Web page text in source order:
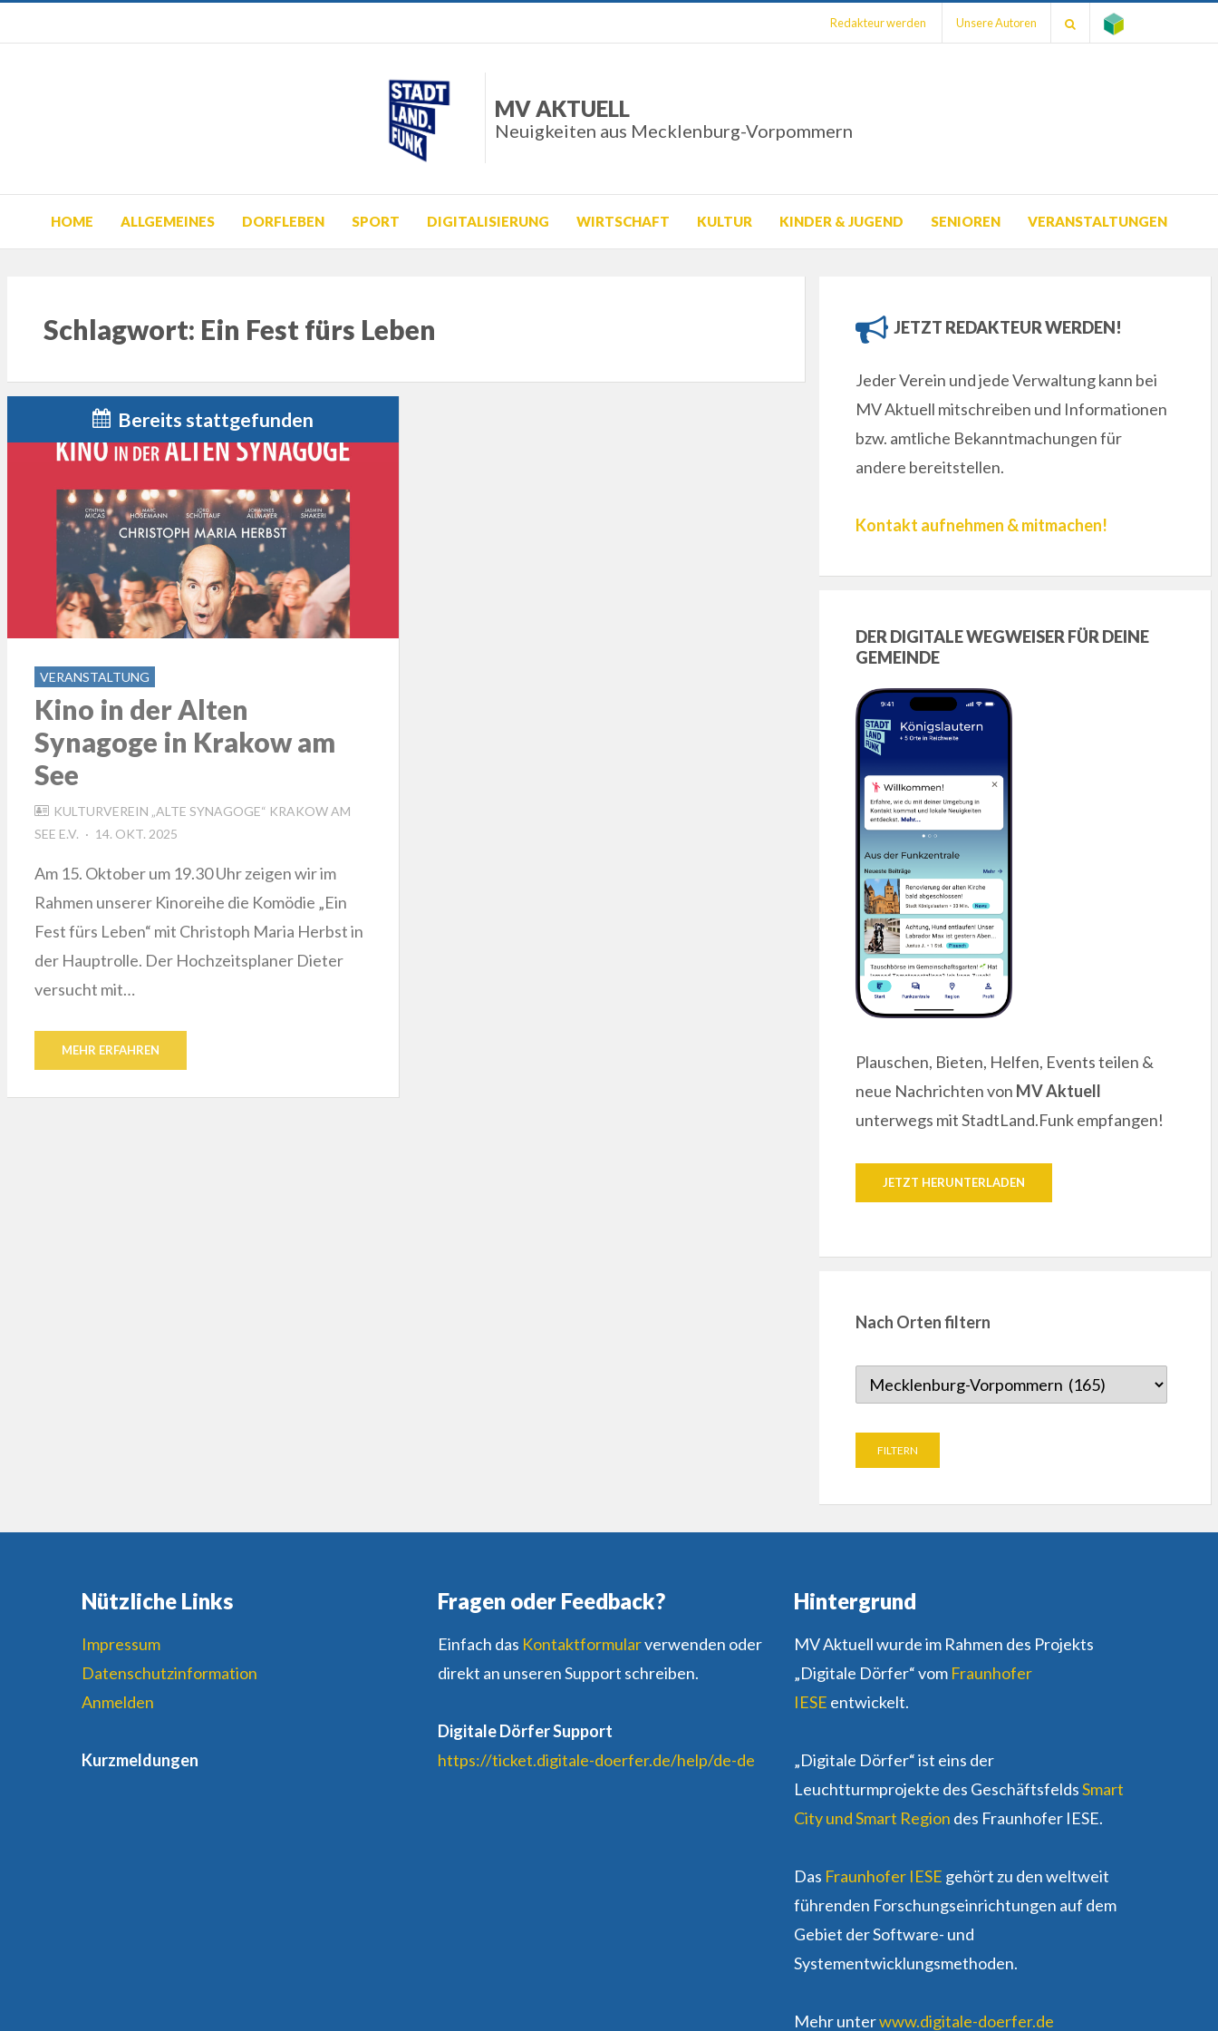
Redakteur werden Unsere Autoren
MV AKTUELL
Neuigkeiten aus Mecklenburg-Vorpommern
HOME ALLGEMEINES DORFLEBEN SPORT DIGITALISIERUNG WIRTSCHAFT KULTUR KINDER & JUGEND SENIOREN VERANSTALTUNGEN
Schlagwort: Ein Fest fürs Leben
Bereits stattgefunden
VERANSTALTUNG
Kino in der Alten
Synagoge in Krakow am
See
KULTURVEREIN „ALTE SYNAGOGE“ KRAKOW AM
SEE E.V.
POSTED
14. OKT. 2025
Am 15. Oktober um 19.30 Uhr zeigen wir im
Rahmen unserer Kinoreihe die Komödie „Ein
Fest fürs Leben“ mit Christoph Maria Herbst in
der Hauptrolle. Der Hochzeitsplaner Dieter
versucht mit…
MEHR ERFAHREN
JETZT REDAKTEUR WERDEN!
Jeder Verein und jede Verwaltung kann bei
MV Aktuell mitschreiben und Informationen
bzw. amtliche Bekanntmachungen für
andere bereitstellen.
Kontakt aufnehmen & mitmachen!
DER DIGITALE WEGWEISER FÜR DEINE
GEMEINDE
Plauschen, Bieten, Helfen, Events teilen &
neue Nachrichten von MV Aktuell
unterwegs mit StadtLand.Funk empfangen!
JETZT HERUNTERLADEN
Nach Orten filtern
Nützliche Links
Impressum
Datenschutzinformation
Anmelden
Kurzmeldungen
Fragen oder Feedback?
Einfach das Kontaktformularverwenden oder
direkt an unseren Support schreiben.
Digitale Dörfer Support
https://ticket.digitale-doerfer.de/help/de-de
Hintergrund
MV Aktuell wurde im Rahmen des Projekts
„Digitale Dörfer“ vom Fraunhofer
IESE entwickelt.
„Digitale Dörfer“ ist eins der
Leuchtturmprojekte des GeschäftsfeldsSmart
City und Smart Region des Fraunhofer IESE.
Das Fraunhofer IESE gehört zu den weltweit
führenden Forschungseinrichtungen auf dem
Gebiet der Software- und
Systementwicklungsmethoden.
Mehr unterwww.digitale-doerfer.de